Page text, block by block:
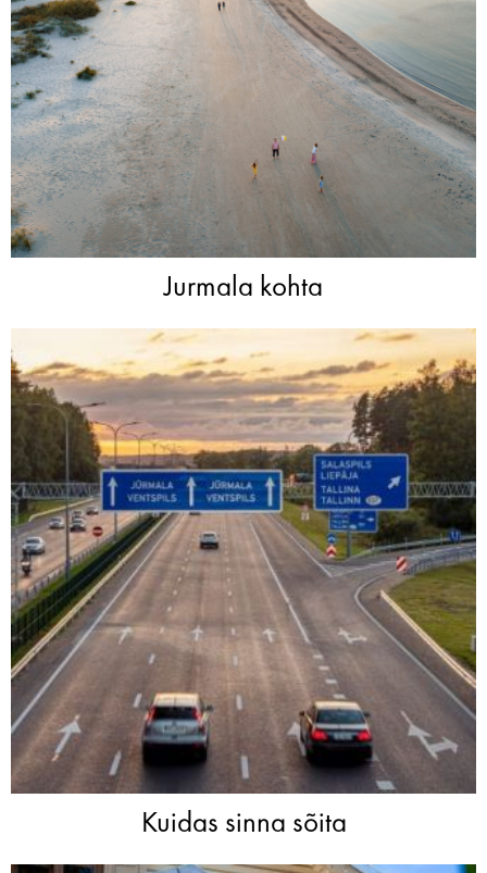
Jurmala kohta
Kuidas sinna sõita